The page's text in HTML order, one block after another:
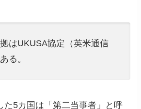
はUKUSA協定（英米通信
る。
た5カ国は「第二当事者」と呼